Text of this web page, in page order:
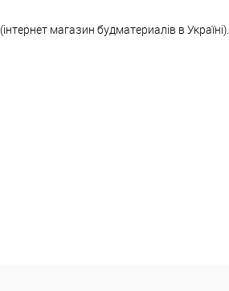
(інтернет магазин будматериалів в Україні).